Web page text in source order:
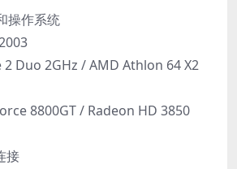
操作系统
Duo 2GHz / AMD Athlon 64 X2
8800GT / Radeon HD 3850
接